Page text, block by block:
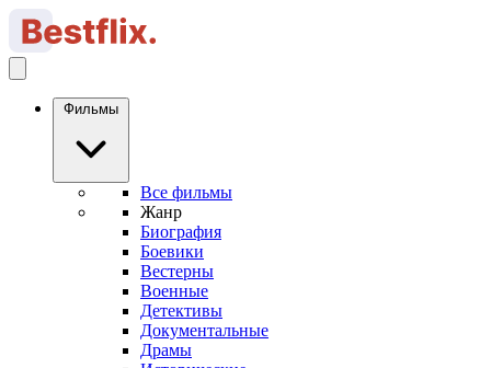
Фильмы
Все фильмы
Жанр
Биография
Боевики
Вестерны
Военные
Детективы
Документальные
Драмы